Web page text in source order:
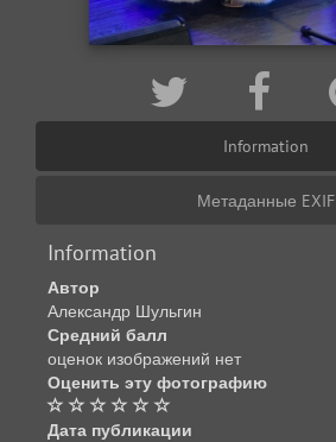
Information
Метаданные EXIF
Information
Автор
Александр Шульгин
Средний балл
оценок изображений нет
Оценить эту фотографию
Дата публикации